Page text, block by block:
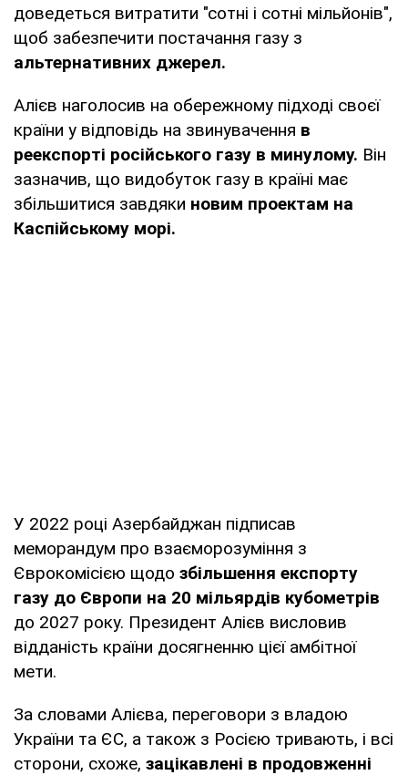
доведеться витратити "сотні і сотні мільйонів",
щоб забезпечити постачання газу з
альтернативних джерел.
Алієв наголосив на обережному підході своєї
країни у відповідь на звинувачення в
реекспорті російського газу в минулому. Він
зазначив, що видобуток газу в країні має
збільшитися завдяки новим проектам на
Каспійському морі.
У 2022 році Азербайджан підписав
меморандум про взаєморозуміння з
Єврокомісією щодо збільшення експорту
газу до Європи на 20 мільярдів кубометрів
до 2027 року. Президент Алієв висловив
відданість країни досягненню цієї амбітної
мети.
За словами Алієва, переговори з владою
України та ЄС, а також з Росією тривають, і всі
сторони, схоже, зацікавлені в продовженні